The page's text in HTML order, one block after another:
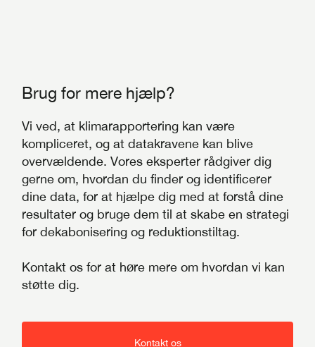
Brug for mere hjælp?
Vi ved, at klimarapportering kan være
kompliceret, og at datakravene kan blive
overvældende. Vores eksperter rådgiver dig
gerne om, hvordan du finder og identificerer
dine data, for at hjælpe dig med at forstå dine
resultater og bruge dem til at skabe en strategi
for dekabonisering og reduktionstiltag.
Kontakt os for at høre mere om hvordan vi kan
støtte dig.
Kontakt os